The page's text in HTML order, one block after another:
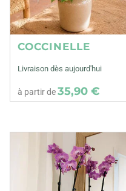
COCCINELLE
Livraison dès aujourd'hui
à partir de35,90 €